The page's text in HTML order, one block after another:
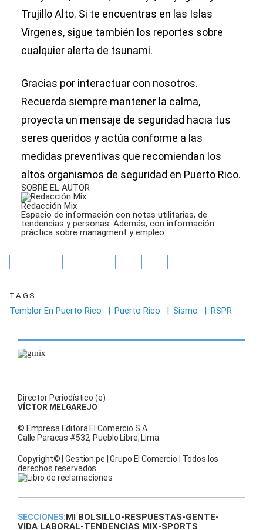
Trujillo Alto. Si te encuentras en las Islas
Vírgenes, sigue también los reportes sobre
cualquier alerta de tsunami.
Gracias por interactuar con nosotros.
Recuerda siempre mantener la calma,
proyecta un mensaje de seguridad hacia tus
seres queridos y actúa conforme a las
medidas preventivas que recomiendan los
altos organismos de seguridad en Puerto Rico.
SOBRE EL AUTOR
Redacción Mix
Espacio de información con notas utilitarias, de
tendencias y personas. Además, con información
práctica sobre managment y empleo.
TAGS
Temblor En Puerto Rico | Puerto Rico | Sismo | RSPR
Director Periodístico (e)
VÍCTOR MELGAREJO
© Empresa Editora El Comercio S.A.
Calle Paracas #532, Pueblo Libre, Lima.
Copyright© | Gestion.pe | Grupo El Comercio | Todos los
derechos reservados
SECCIONES:MI BOLSILLO-RESPUESTAS-GENTE-
VIDA LABORAL-TENDENCIAS MIX-SPORTS